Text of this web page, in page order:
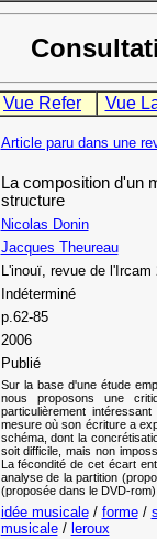
Vue Refer Vue
Article paru dans une
La composition d'un
structure
Nicolas Donin
Jacques Theureau
L'inouï, revue de l'Ircam
Indéterminé
p.62-85
2006
Publié
Sur la base d'une étude
nous proposons une
particulièrement
mesure où son écriture a
schéma, dont la
soit difficile, mais non
La fécondité de cet écart
analyse de la partition
(proposée dans le DVD-rom).
idée musicale/ forme/
musicale/ leroux